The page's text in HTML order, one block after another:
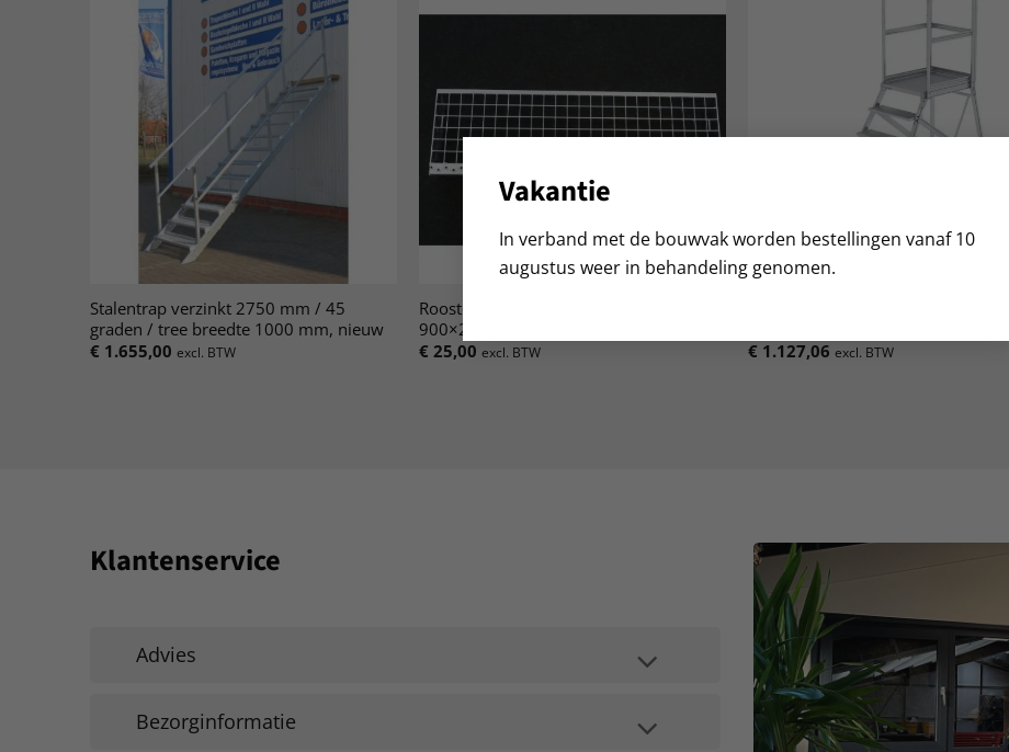
Vakantie
In verband met de bouwvak worden bestellingen vanaf 10
augustus weer in behandeling genomen.
Stalentrap verzinkt 2750 mm / 45
graden / tree breedte 1000 mm, nieuw
€ 1.655,00 excl. BTW
Roostertreden, Traptreden, Traproosters
900×270 mm
€ 25,00 excl. BTW
€ 1.127,06 excl. BTW
Klantenservice
Advies
Bezorginformatie